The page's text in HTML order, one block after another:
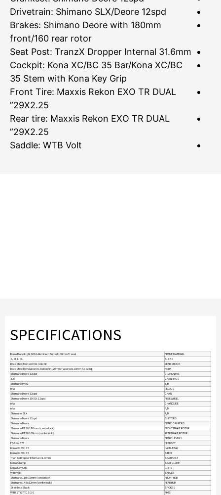
Drivetrain: Shimano SLX/Deore 12spd
Brakes: Shimano Deore with 180mm
front/160 rear rotor
Seat Post: TranzX Dropper Internal 31.6mm
Cockpit: Kona XC/BC 35 Bar/Kona XC/BC
35 Stem with Kona Key Grip
Front Tire: Maxxis Rekon EXO TR DUAL
29X2.25”
Rear tire: Maxxis Rekon EXO TR DUAL
29X2.25”
Saddle: WTB Volt
SPECIFICATIONS
FRAME MATERIAL
Kona Race Light 6061 Aluminum Butted 100mm Travel
SIZES
S, M, L, XL
REAR SHOCK
RockShox Monarch RL Solo Air
FORK
RockShox Revelation RC DebonAir 120mm Tapered 110mm Spacing
CRANKARMS
Shimano Deore 12spd
CHAINRINGS
32t
B/B
Shimano PF92
PEDALS
n/a
CHAIN
Shimano Deore 12spd
FREEWHEEL
Shimano Deore 10-51t 12spd
CHAINGUIDE
n/a
F/D
n/a
R/D
Shimano SLX
SHIFTERS
Shimano Deore 12spd
BRAKE CALIPERS
Shimano Deore
FRONT BRAKE ROTOR
Shimano RT30 180mm (centerlock)
REAR BRAKE ROTOR
Shimano RT30 160mm (centerlock)
BRAKE LEVERS
Shimano Deore
HEADSET
FSA No.57B
HANDLEBAR
Kona XC/BC 35
STEM
Kona XC/BC 35
SEATPOST
TranzX Dropper Internal 31.6mm
SEAT CLAMP
Kona Clamp
GRIPS
Kona Key Grip
SADDLE
WTB Volt
FRONT HUB
Shimano 110x15mm (centerlock)
REAR HUB
Shimano 148x12mm (centerlock)
SPOKES
Stainless Black
RIMS
WTB ST i27 TCS 2.0